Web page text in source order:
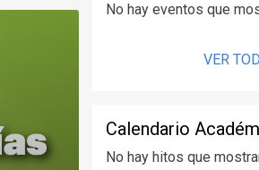
No hay eventos que
VER
Calendario
No hay hitos que